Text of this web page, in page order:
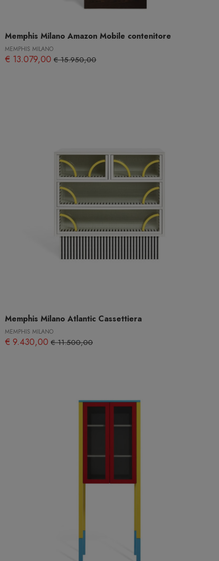
Memphis Milano Amazon Mobile contenitore
MEMPHIS MILANO
€ 13.079,00 € 15.950,00
Memphis Milano Atlantic Cassettiera
MEMPHIS MILANO
€ 9.430,00 € 11.500,00